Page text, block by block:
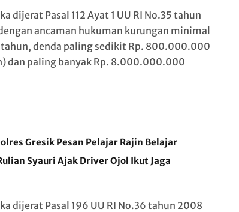
dijerat Pasal 112 Ayat 1 UU RI No.35 tahun
ancaman hukuman kurungan minimal
denda paling sedikit Rp. 800.000.000
dan paling banyak Rp. 8.000.000.000
Gresik Pesan Pelajar Rajin Belajar
Syauri Ajak Driver Ojol Ikut Jaga
dijerat Pasal 196 UU RI No.36 tahun 2008